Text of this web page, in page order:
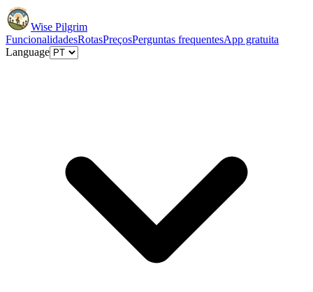
Wise Pilgrim
FuncionalidadesRotasPreçosPerguntas frequentesApp gratuita
Language